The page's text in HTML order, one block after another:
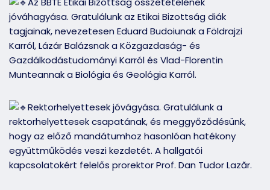
jóváhagyása. Gratulálunk az Etikai Bizottság diák
tagjainak, nevezetesen Eduard Budoiunak a Földrajzi
Karról, Lázár Balázsnak a Közgazdaság- és
Gazdálkodástudományi Karról és Vlad-Florentin
Munteannak a Biológia és Geológia Karról.
Rektorhelyettesek jóvágyása. Gratulálunk a
rektorhelyettesek csapatának, és meggyőződésünk,
hogy az előző mandátumhoz hasonlóan hatékony
együttműködés veszi kezdetét. A hallgatói
kapcsolatokért felelős prorektor Prof. Dan Tudor Lazăr.